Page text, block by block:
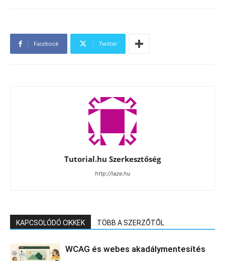
Facebook Twitter
Tutorial.hu Szerkesztőség
http://laze.hu
KAPCSOLÓDÓ CIKKEK TÖBB A SZERZŐTŐL
WCAG és webes akadálymentesítés